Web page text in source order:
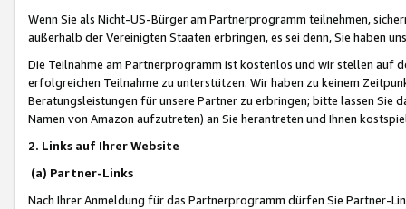
Wenn Sie als Nicht-US-Bürger am Partnerprogramm teilnehmen,
außerhalb der Vereinigten Staaten erbringen, es sei denn, Sie haben
Die Teilnahme am Partnerprogramm ist kostenlos und wir stellen auf
erfolgreichen Teilnahme zu unterstützen. Wir haben zu keinem
Beratungsleistungen für unsere Partner zu erbringen; bitte lassen Sie
Namen von Amazon aufzutreten) an Sie herantreten und Ihnen
2. Links auf Ihrer Website
(a) Partner-Links
Nach Ihrer Anmeldung für das Partnerprogramm dürfen Sie Partner-